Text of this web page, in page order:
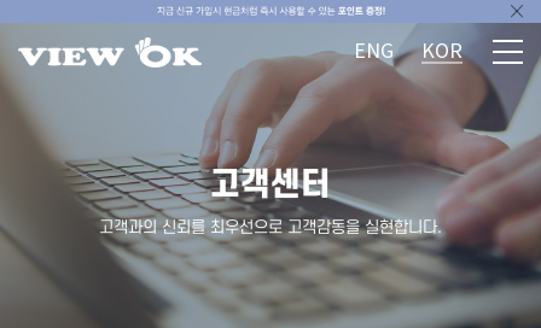
ENG KOR
고객센터
고객과의 신뢰를 최우선으로 고객감동을 실현합니다.